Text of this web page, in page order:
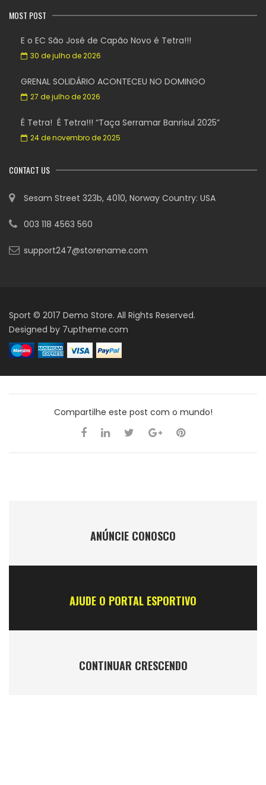
MOST POST
E o EC São José de Capão Novo é Tetra!!!
30 de julho de 2026
GRENAL SOLIDÁRIO ACONTECEU NO DOMINGO
27 de julho de 2026
É Tetra! É Tetra!!! “Taça Serramar Banrisul 2025”
24 de novembro de 2025
CONTACT US
Sesam Street 323b, 4010, Norway Country: USA
003 118 4563 560
support247@storename.com
Sport © 2017 Demo Store. All Rights Reserved.
Designed by 7uptheme.com
Compartilhe este post com o mundo!
ANÚNCIE CONOSCO
AJUDE O PORTAL ESPORTIVO
CONTINUAR CRESCENDO